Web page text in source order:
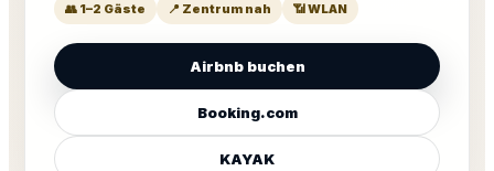
👥 1–2 Gäste 📍 Zentrum nah 📶 WLAN
Airbnb buchen
Booking.com
KAYAK